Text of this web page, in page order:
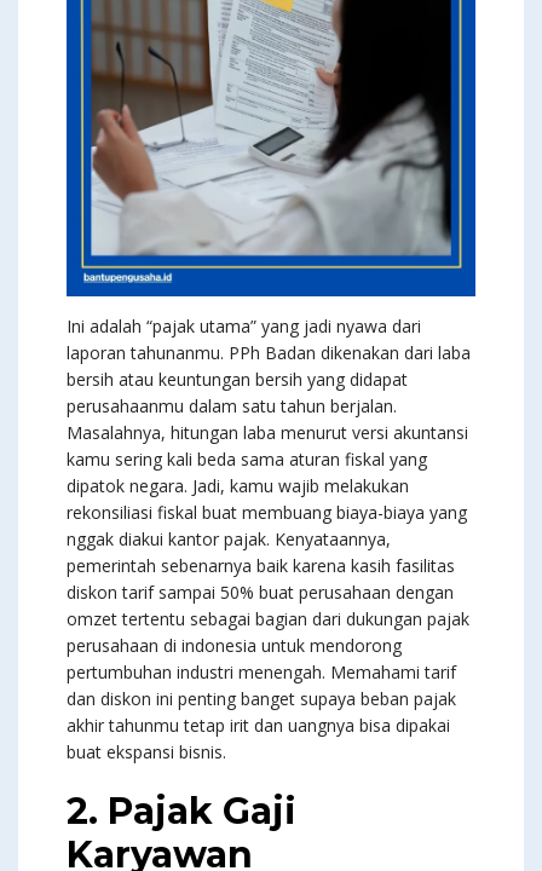
Ini adalah “pajak utama” yang jadi nyawa dari
laporan tahunanmu. PPh Badan dikenakan dari laba
bersih atau keuntungan bersih yang didapat
perusahaanmu dalam satu tahun berjalan.
Masalahnya, hitungan laba menurut versi akuntansi
kamu sering kali beda sama aturan fiskal yang
dipatok negara. Jadi, kamu wajib melakukan
rekonsiliasi fiskal buat membuang biaya-biaya yang
nggak diakui kantor pajak. Kenyataannya,
pemerintah sebenarnya baik karena kasih fasilitas
diskon tarif sampai 50% buat perusahaan dengan
omzet tertentu sebagai bagian dari dukungan pajak
perusahaan di indonesia untuk mendorong
pertumbuhan industri menengah. Memahami tarif
dan diskon ini penting banget supaya beban pajak
akhir tahunmu tetap irit dan uangnya bisa dipakai
buat ekspansi bisnis.
2. Pajak Gaji
Karyawan